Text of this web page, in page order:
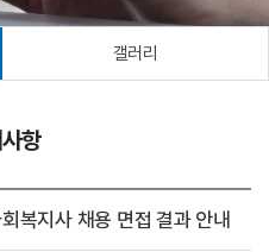
갤러리
항
복지사 채용 면접 결과 안내